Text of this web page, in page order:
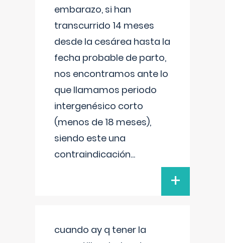
embarazo, si han
transcurrido 14 meses
desde la cesárea hasta la
fecha probable de parto,
nos encontramos ante lo
que llamamos periodo
intergenésico corto
(menos de 18 meses),
siendo este una
contraindicación...
+
cuando ay q tener la